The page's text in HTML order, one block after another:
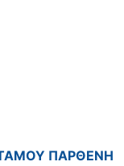
ΠΑΡΘΕΝΗ